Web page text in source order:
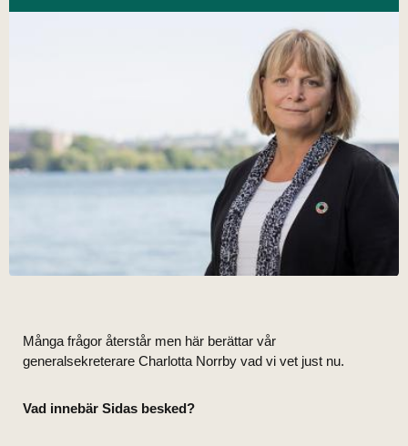
Många frågor återstår men här berättar vår
generalsekreterare Charlotta Norrby vad vi vet just nu.
Vad innebär Sidas besked?